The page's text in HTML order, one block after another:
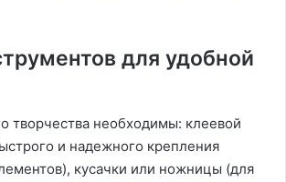
для удобной
творчества необходимы: клеевой
и надежного крепления
кусачки или ножницы (для